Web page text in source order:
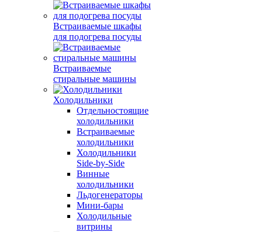
Встраиваемые шкафы
для подогрева посуды
Встраиваемые
стиральные машины
Холодильники
Отдельностоящие
холодильники
Встраиваемые
холодильники
Холодильники
Side-by-Side
Винные
холодильники
Льдогенераторы
Мини-бары
Холодильные
витрины